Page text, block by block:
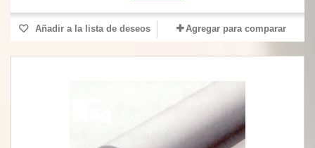
Añadir a la lista de deseos Agregar para comparar